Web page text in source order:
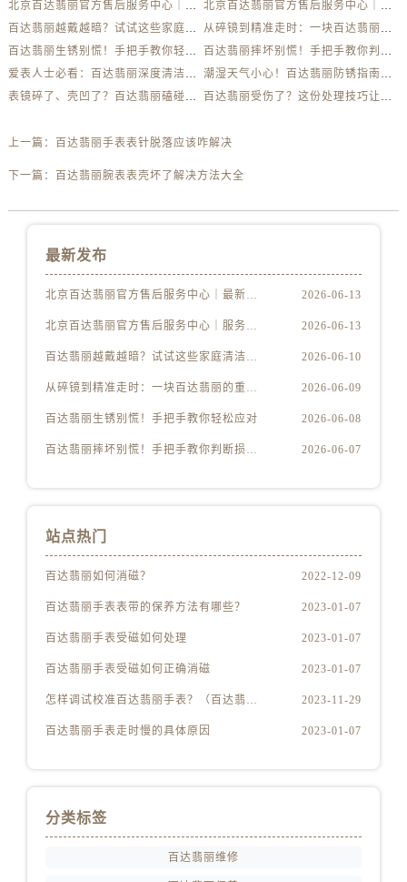
北京百达翡丽官方售后服务中心｜最新电话及地址权威信息公示（2026年6月最新）
北京百达翡丽官方售后服务中心｜服务热线及办公地址权威信息公示（2026年6月最新）
百达翡丽越戴越暗？试试这些家庭清洁妙招
从碎镜到精准走时：一块百达翡丽的重生之路
百达翡丽生锈别慌！手把手教你轻松应对
百达翡丽摔坏别慌！手把手教你判断损伤程度
爱表人士必看：百达翡丽深度清洁与日常养护全解析
潮湿天气小心！百达翡丽防锈指南助你安心佩戴
表镜碎了、壳凹了？百达翡丽磕碰急救指南来了
百达翡丽受伤了？这份处理技巧让你省下大几千
上一篇： 百达翡丽手表表针脱落应该咋解决
下一篇： 百达翡丽腕表表壳坏了解决方法大全
最新发布
北京百达翡丽官方售后服务中心｜最新电话及地址权威信息公示（2026年6月最新） 2026-06-13
北京百达翡丽官方售后服务中心｜服务热线及办公地址权威信息公示（2026年6月最新） 2026-06-13
百达翡丽越戴越暗？试试这些家庭清洁妙招 2026-06-10
从碎镜到精准走时：一块百达翡丽的重生之路 2026-06-09
百达翡丽生锈别慌！手把手教你轻松应对 2026-06-08
百达翡丽摔坏别慌！手把手教你判断损伤程度 2026-06-07
站点热门
百达翡丽如何消磁？ 2022-12-09
百达翡丽手表表带的保养方法有哪些？ 2023-01-07
百达翡丽手表受磁如何处理 2023-01-07
百达翡丽手表受磁如何正确消磁 2023-01-07
怎样调试校准百达翡丽手表？（百达翡丽手表的调试校准方法） 2023-11-29
百达翡丽手表走时慢的具体原因 2023-01-07
分类标签
百达翡丽维修